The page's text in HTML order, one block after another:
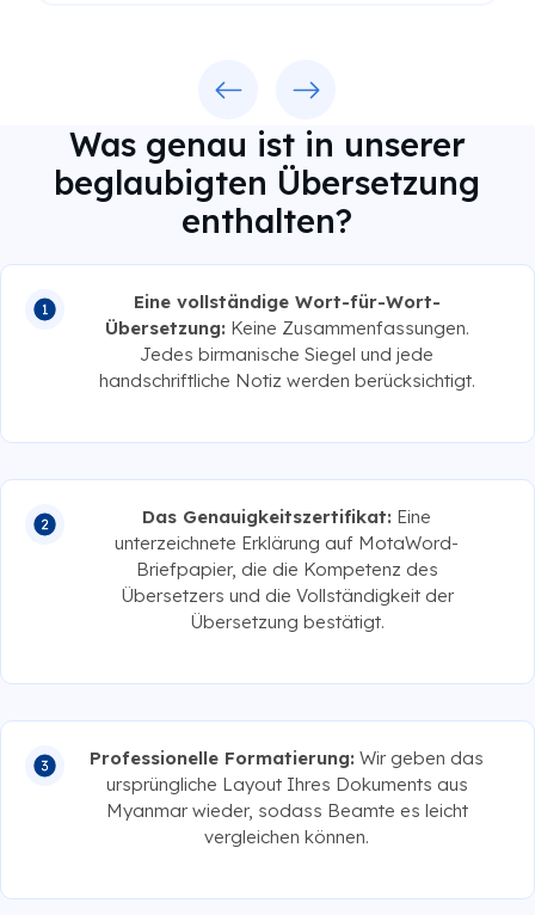
Was genau ist in unserer
beglaubigten Übersetzung
enthalten?
Eine vollständige Wort-für-Wort-
Übersetzung: Keine Zusammenfassungen.
Jedes birmanische Siegel und jede
handschriftliche Notiz werden berücksichtigt.
Das Genauigkeitszertifikat: Eine
unterzeichnete Erklärung auf MotaWord-
Briefpapier, die die Kompetenz des
Übersetzers und die Vollständigkeit der
Übersetzung bestätigt.
Professionelle Formatierung: Wir geben das
ursprüngliche Layout Ihres Dokuments aus
Myanmar wieder, sodass Beamte es leicht
vergleichen können.